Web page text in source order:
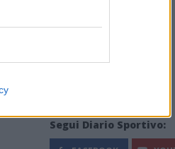
Segui Diario Sportivo: